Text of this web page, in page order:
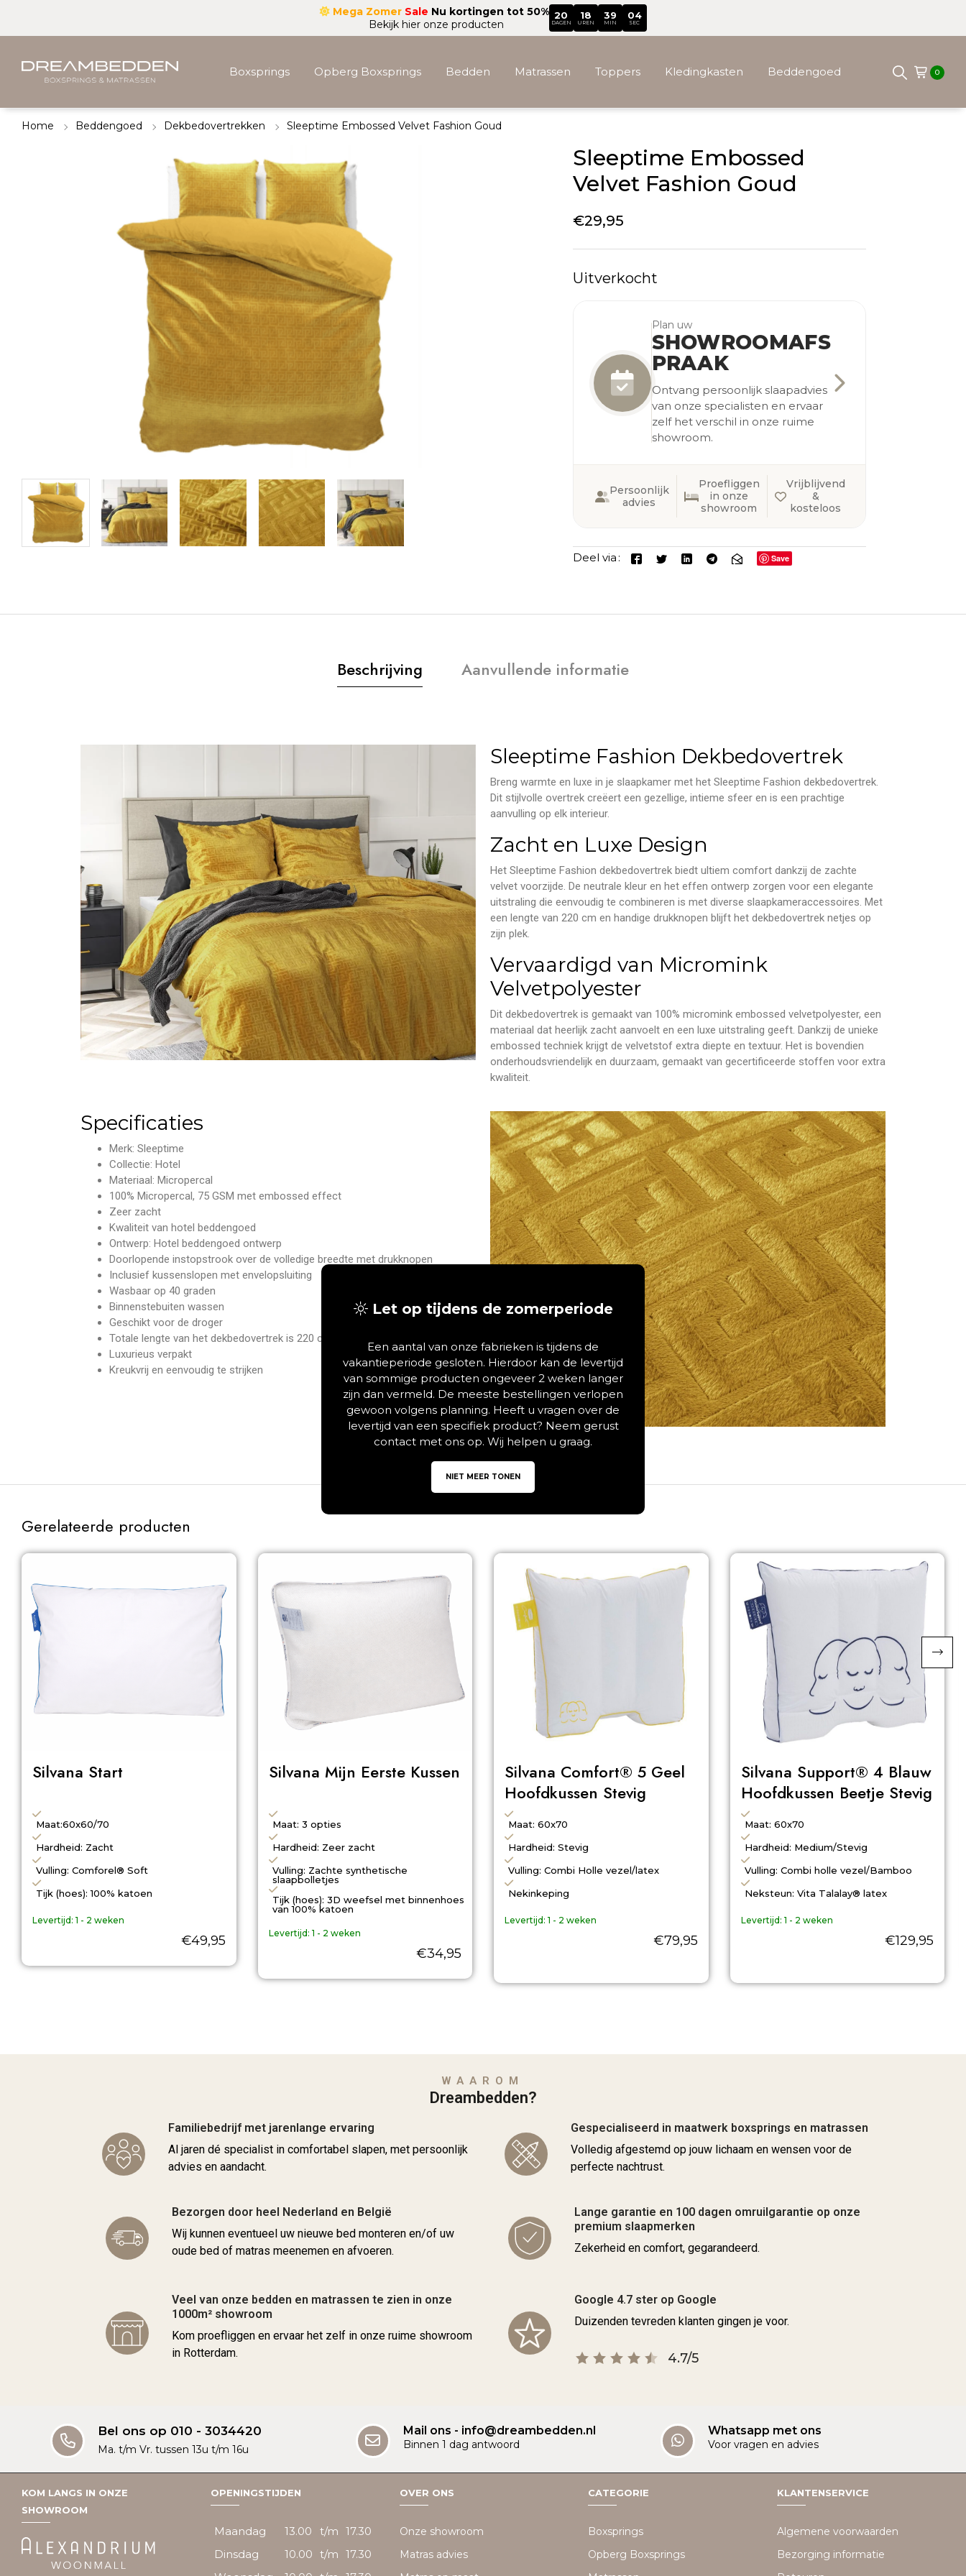
Mega Zomer Sale Nu kortingen tot 50%
Bekijk hier onze producten
20
DAGEN
18
UREN
39
MIN
01
SEC
Boxsprings Opberg Boxsprings Bedden Matrassen Toppers Kledingkasten Beddengoed 0
Home Beddengoed Dekbedovertrekken Sleeptime Embossed Velvet Fashion Goud
Sleeptime Embossed
Velvet Fashion Goud
€29,95
Uitverkocht
Plan uw
SHOWROOMAFS
PRAAK
Ontvang persoonlijk slaapadvies
van onze specialisten en ervaar
zelf het verschil in onze ruime
showroom.
Persoonlijk
advies
Proefliggen
in onze
showroom
Vrijblijvend
&
kosteloos
Deel via Save
Beschrijving Aanvullende informatie
Sleeptime Fashion Dekbedovertrek
Breng warmte en luxe in je slaapkamer met het Sleeptime Fashion dekbedovertrek.
Dit stijlvolle overtrek creëert een gezellige, intieme sfeer en is een prachtige
aanvulling op elk interieur.
Zacht en Luxe Design
Het Sleeptime Fashion dekbedovertrek biedt ultiem comfort dankzij de zachte
velvet voorzijde. De neutrale kleur en het effen ontwerp zorgen voor een elegante
uitstraling die eenvoudig te combineren is met diverse slaapkameraccessoires. Met
een lengte van 220 cm en handige drukknopen blijft het dekbedovertrek netjes op
zijn plek.
Vervaardigd van Micromink
Velvetpolyester
Dit dekbedovertrek is gemaakt van 100% micromink embossed velvetpolyester, een
materiaal dat heerlijk zacht aanvoelt en een luxe uitstraling geeft. Dankzij de unieke
embossed techniek krijgt de velvetstof extra diepte en textuur. Het is bovendien
onderhoudsvriendelijk en duurzaam, gemaakt van gecertificeerde stoffen voor extra
kwaliteit.
Specificaties
Merk: Sleeptime
Collectie: Hotel
Materiaal: Micropercal
100% Micropercal, 75 GSM met embossed effect
Zeer zacht
Kwaliteit van hotel beddengoed
Ontwerp: Hotel beddengoed ontwerp
Doorlopende instopstrook over de volledige breedte met drukknopen
Inclusief kussenslopen met envelopsluiting
Wasbaar op 40 graden
Binnenstebuiten wassen
Geschikt voor de droger
Totale lengte van het dekbedovertrek is 220 cm
Luxurieus verpakt
Kreukvrij en eenvoudig te strijken
Gerelateerde producten
Silvana Start
Maat:60x60/70
Hardheid: Zacht
Vulling: Comforel® Soft
Tijk (hoes): 100% katoen
€49,95
Levertijd: 1 - 2 weken
Silvana Mijn Eerste Kussen
Maat: 3 opties
Hardheid: Zeer zacht
Vulling: Zachte synthetische
slaapbolletjes
Tijk (hoes): 3D weefsel met binnenhoes
van 100% katoen
€34,95
Levertijd: 1 - 2 weken
Silvana Comfort® 5 Geel
Hoofdkussen Stevig
Maat: 60x70
Hardheid: Stevig
Vulling: Combi Holle vezel/latex
Nekinkeping
€79,95
Levertijd: 1 - 2 weken
Silvana Support® 4 Blauw
Hoofdkussen Beetje Stevig
Maat: 60x70
Hardheid: Medium/Stevig
Vulling: Combi holle vezel/Bamboo
Neksteun: Vita Talalay® latex
€129,95
Levertijd: 1 - 2 weken
WAAROM
Dreambedden?
Familiebedrijf met jarenlange ervaring
Al jaren dé specialist in comfortabel slapen, met persoonlijk
advies en aandacht.
Gespecialiseerd in maatwerk boxsprings en matrassen
Volledig afgestemd op jouw lichaam en wensen voor de
perfecte nachtrust.
Bezorgen door heel Nederland en België
Wij kunnen eventueel uw nieuwe bed monteren en/of uw
oude bed of matras meenemen en afvoeren.
Lange garantie en 100 dagen omruilgarantie op onze
premium slaapmerken
Zekerheid en comfort, gegarandeerd.
Veel van onze bedden en matrassen te zien in onze
1000m² showroom
Kom proefliggen en ervaar het zelf in onze ruime showroom
in Rotterdam.
Google 4.7 ster op Google
Duizenden tevreden klanten gingen je voor.
4.7/5
Bel ons op 010 - 3034420
Ma. t/m Vr. tussen 13u t/m 16u
Mail ons - info@dreambedden.nl
Binnen 1 dag antwoord
Whatsapp met ons
Voor vragen en advies
KOM LANGS IN ONZE
SHOWROOM
OPENINGSTIJDEN
Maandag 13.00 t/m 17.30
Dinsdag
10.00 t/m 17.30
OVER ONS
Onze showroom
Matras advies
CATEGORIE
Boxsprings
Opberg Boxsprings
KLANTENSERVICE
Algemene voorwaarden
Bezorging informatie
Let op tijdens de zomerperiode
Een aantal van onze fabrieken is tijdens de
vakantieperiode gesloten. Hierdoor kan de levertijd
van sommige producten ongeveer 2 weken langer
zijn dan vermeld. De meeste bestellingen verlopen
gewoon volgens planning. Heeft u vragen over de
levertijd van een specifiek product? Neem gerust
contact met ons op. Wij helpen u graag.
NIET MEER TONEN